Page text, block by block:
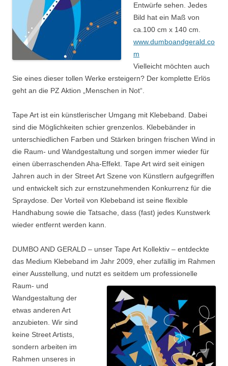
Entwürfe sehen. Jedes
Bild hat ein Maß von
ca.100 cm x 140 cm.
www.dumboandgerald.co
m
Vielleicht möchten auch
Sie eines dieser tollen Werke ersteigern? Der komplette Erlös
geht an die PZ Aktion „Menschen in Not“.
Tape Art ist ein künstlerischer Umgang mit Klebeband. Dabei
sind die Möglichkeiten schier grenzenlos. Klebebänder in
unterschiedlichen Farben und Stärken bringen frischen Wind in
die Raum- und Wandgestaltung und sorgen immer wieder für
einen überraschenden Aha-Effekt. Tape Art wird seit einigen
Jahren auch in der Street Art Szene von Künstlern aufgegriffen
und entwickelt sich zur ernstzunehmenden Konkurrenz für die
Spraydose. Der Vorteil von Klebeband ist seine flexible
Handhabung sowie die Tatsache, dass (fast) jedes Kunstwerk
wieder entfernt werden kann.
DUMBO AND GERALD – unser Tape Art Kollektiv – entdeckte
das Medium Klebeband im Jahr 2009, eher zufällig im Rahmen
einer Ausstellung, und nutzt es seitdem um professionelle
Raum- und
Wandgestaltung der
etwas anderen Art
anzubieten. Wir sind
keine Street Artists,
sondern arbeiten im
Rahmen unseres in